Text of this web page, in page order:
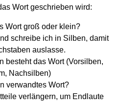
Wort geschrieben wird:
Wort groß oder klein?
schreibe ich in Silben, damit
auslasse.
besteht das Wort (Vorsilben,
Nachsilben)
verwandtes Wort?
verlängern, um Endlaute